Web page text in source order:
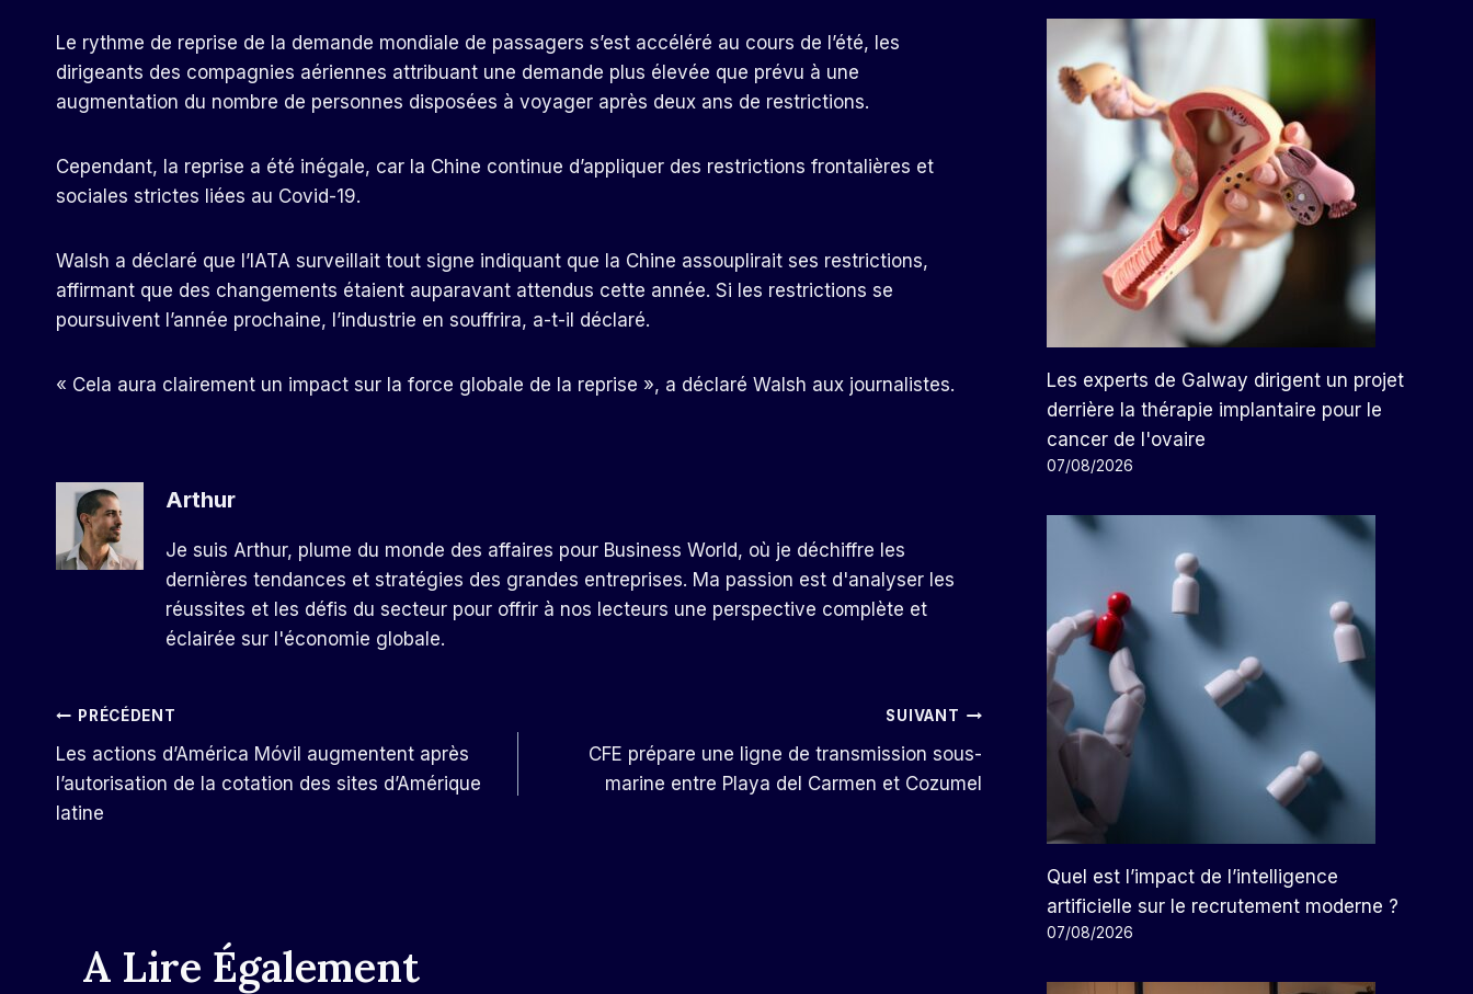
Le rythme de reprise de la demande mondiale de passagers s’est accéléré au cours de l’été, les
dirigeants des compagnies aériennes attribuant une demande plus élevée que prévu à une
augmentation du nombre de personnes disposées à voyager après deux ans de restrictions.
Cependant, la reprise a été inégale, car la Chine continue d’appliquer des restrictions frontalières et
sociales strictes liées au Covid-19.
Walsh a déclaré que l’IATA surveillait tout signe indiquant que la Chine assouplirait ses restrictions,
affirmant que des changements étaient auparavant attendus cette année. Si les restrictions se
poursuivent l’année prochaine, l’industrie en souffrira, a-t-il déclaré.
« Cela aura clairement un impact sur la force globale de la reprise », a déclaré Walsh aux journalistes.
Arthur
Je suis Arthur, plume du monde des affaires pour Business World, où je déchiffre les
dernières tendances et stratégies des grandes entreprises. Ma passion est d'analyser les
réussites et les défis du secteur pour offrir à nos lecteurs une perspective complète et
éclairée sur l'économie globale.
Navigation
De
L’article
PRÉCÉDENT
Les actions d’América Móvil augmentent après
l’autorisation de la cotation des sites d’Amérique
latine
SUIVANT
CFE prépare une ligne de transmission sous-
marine entre Playa del Carmen et Cozumel
A Lire Également
Les experts de Galway dirigent un projet
derrière la thérapie implantaire pour le
cancer de l'ovaire
07/08/2026
Quel est l’impact de l’intelligence
artificielle sur le recrutement moderne ?
07/08/2026